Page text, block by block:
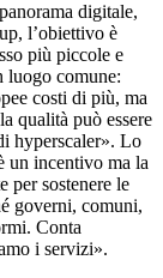
digitale,
l’obiettivo è
più piccole e
luogo comune:
costi di più, ma
qualità può essere
hyperscaler». Lo
un incentivo ma la
per sostenere le
governi, comuni,
Conta
i servizi».